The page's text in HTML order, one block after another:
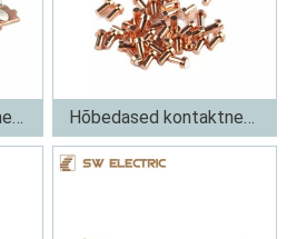
AgSnO2 täiskontaktneedid pistikupesade jaoks
Rohkem
Hõbedased kontaktneedid lülititele